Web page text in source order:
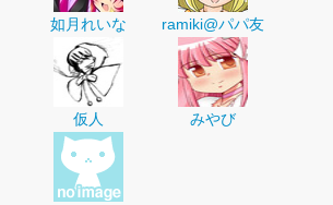
如月れいな ramiki@パパ友
仮人 みやび